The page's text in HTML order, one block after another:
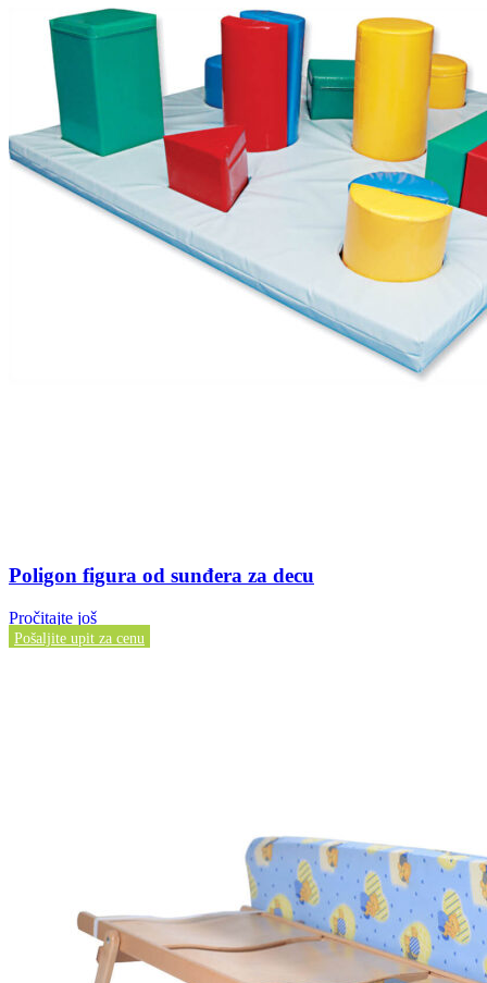
Poligon figura od sunđera za decu
Pročitajte još
Pošaljite upit za cenu